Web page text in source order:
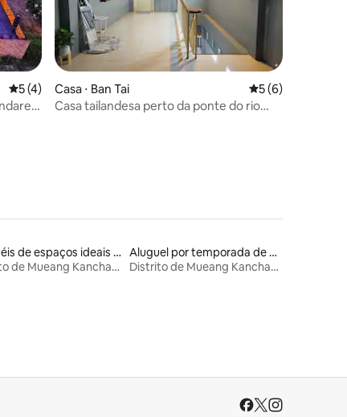
5 de uma avaliação média de 5, 4 avaliações
5 (4)
Casa ⋅ Ban Tai 5 de uma
5 (6)
Casa tailandesa perto da ponte do rio
Aluguéis de espaços ideais para famílias
Distrito de Mueang Kanchanaburi
Aluguel por temporada de casas de hóspedes
Distrito de Mueang Kanchanaburi